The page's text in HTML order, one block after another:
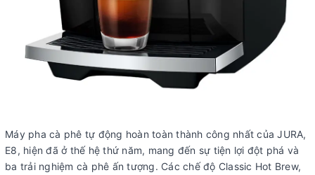
Máy pha cà phê tự động hoàn toàn thành công nhất của JURA,
E8, hiện đã ở thế hệ thứ năm, mang đến sự tiện lợi đột phá và
ba trải nghiệm cà phê ấn tượng. Các chế độ Classic Hot Brew,